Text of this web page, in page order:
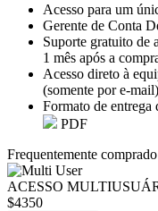
Acesso para um
Gerente de Conta
Suporte gratuito de
1 mês após a
Acesso direto à
(somente por e-mail)
Formato de entrega
PDF
Frequentemente comprado
ACESSO
$4350